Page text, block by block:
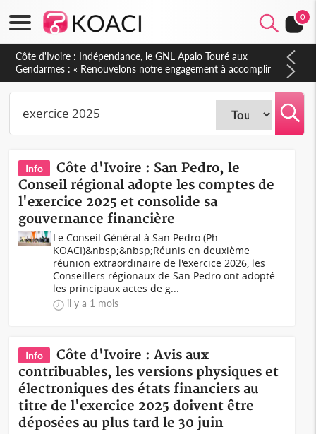
0
Côte d'Ivoire : Indépendance, le GNL Apalo Touré aux
Gendarmes : « Renouvelons notre engagement à accomplir
notre mission avec honneur, discipline, loyauté et
dévouement »
Info
Côte d'Ivoire : San Pedro, le
Conseil régional adopte les comptes de
l'exercice 2025 et consolide sa
gouvernance financière
Le Conseil Général à San Pedro (Ph
KOACI)&nbsp;&nbsp;Réunis en deuxième
réunion extraordinaire de l'exercice 2026, les
Conseillers régionaux de San Pedro ont adopté
les principaux actes de g...
il y a 1 mois
Info
Côte d'Ivoire : Avis aux
contribuables, les versions physiques et
électroniques des états financiers au
titre de l'exercice 2025 doivent être
déposées au plus tard le 30 juin